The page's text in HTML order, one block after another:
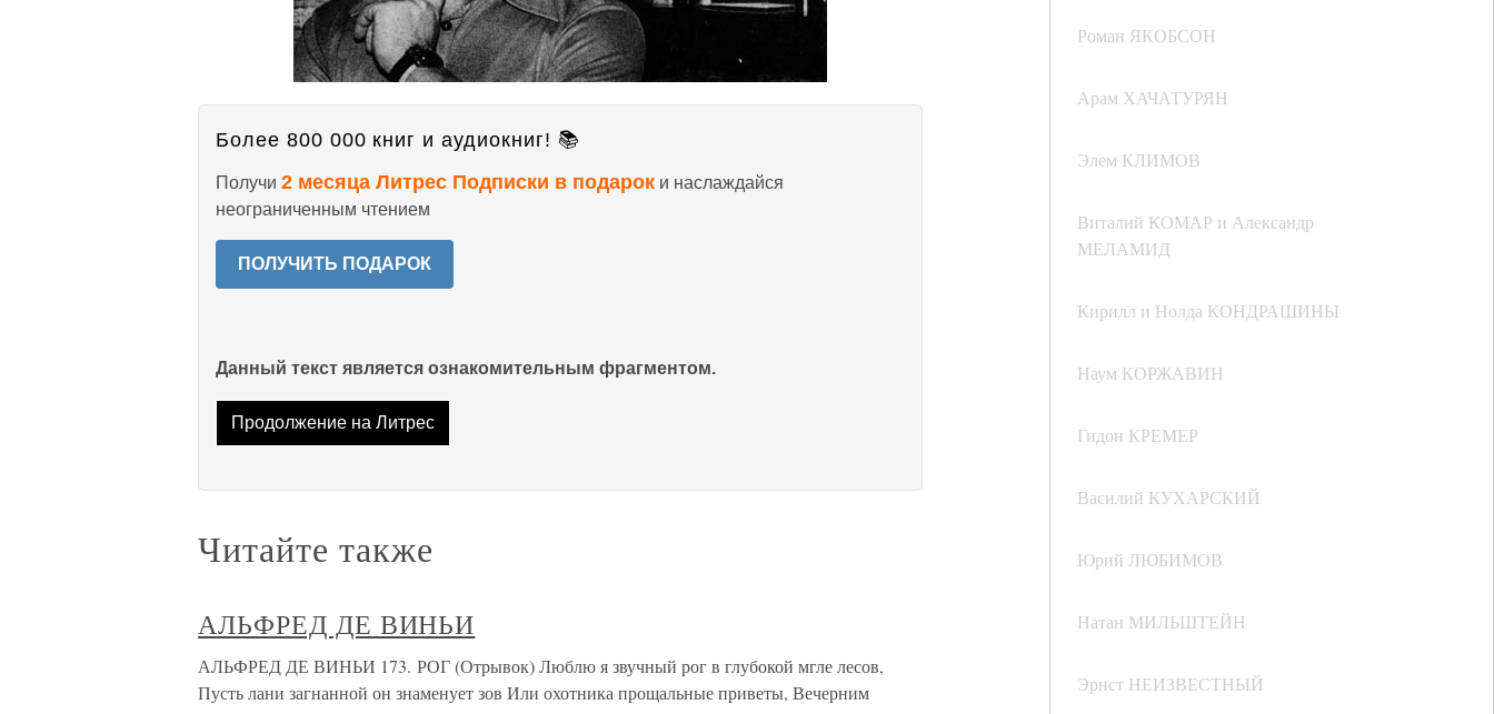
Роман ЯКОБСОН
Арам ХАЧАТУРЯН
Элем КЛИМОВ
Виталий КОМАР и Александр
МЕЛАМИД
Кирилл и Нолда КОНДРАШИНЫ
Наум КОРЖАВИН
Гидон КРЕМЕР
Василий КУХАРСКИЙ
Юрий ЛЮБИМОВ
Натан МИЛЬШТЕЙН
Эрнст НЕИЗВЕСТНЫЙ
Более 800 000 книг и аудиокниг! 📚
Получи 2 месяца Литрес Подписки в подарок и наслаждайся
неограниченным чтением
ПОЛУЧИТЬ ПОДАРОК
Данный текст является ознакомительным фрагментом.
Продолжение на Литрес
Читайте также
АЛЬФРЕД ДЕ ВИНЬИ
АЛЬФРЕД ДЕ ВИНЬИ 173. РОГ (Отрывок) Люблю я звучный рог в глубокой мгле лесов,
Пусть лани загнанной он знаменует зов Или охотника прощальные приветы, Вечерним